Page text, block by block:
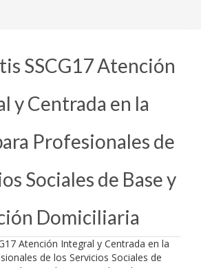
SSCG17 Atención
y Centrada en la
Profesionales de
Sociales de Base y
Domiciliaria